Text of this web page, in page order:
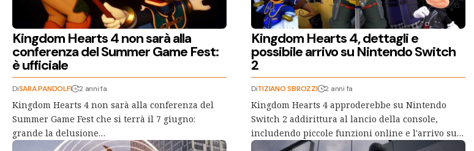
Kingdom Hearts 4 non sarà alla
conferenza del Summer Game Fest:
è ufficiale
DiSARA PANDOLFI 2 anni fa
Kingdom Hearts 4 non sarà alla conferenza del
Summer Game Fest che si terrà il 7 giugno:
grande la delusione…
Kingdom Hearts 4, dettagli e
possibile arrivo su Nintendo Switch
2
DiTIZIANO SBROZZI 2 anni fa
Kingdom Hearts 4 approderebbe su Nintendo
Switch 2 addirittura al lancio della console,
includendo piccole funzioni online e l'arrivo su…